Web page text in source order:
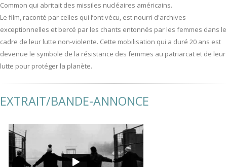
Common qui abritait des missiles nucléaires américains.
Le film, raconté par celles qui l’ont vécu, est nourri d'archives
exceptionnelles et bercé par les chants entonnés par les femmes dans le
cadre de leur lutte non-violente. Cette mobilisation qui a duré 20 ans est
devenue le symbole de la résistance des femmes au patriarcat et de leur
lutte pour protéger la planète.
EXTRAIT/BANDE-ANNONCE